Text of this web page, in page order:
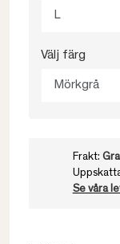
L
Välj färg
Mörkgrå
Frakt:
Se våra